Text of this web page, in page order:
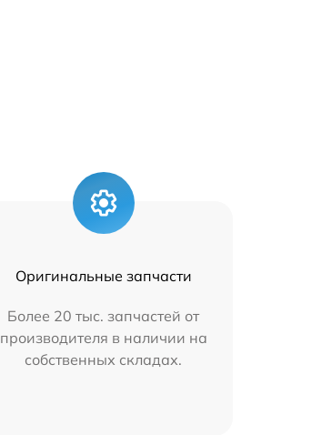
Оригинальные запчасти
Более 20 тыс. запчастей от
производителя в наличии на
собственных складах.